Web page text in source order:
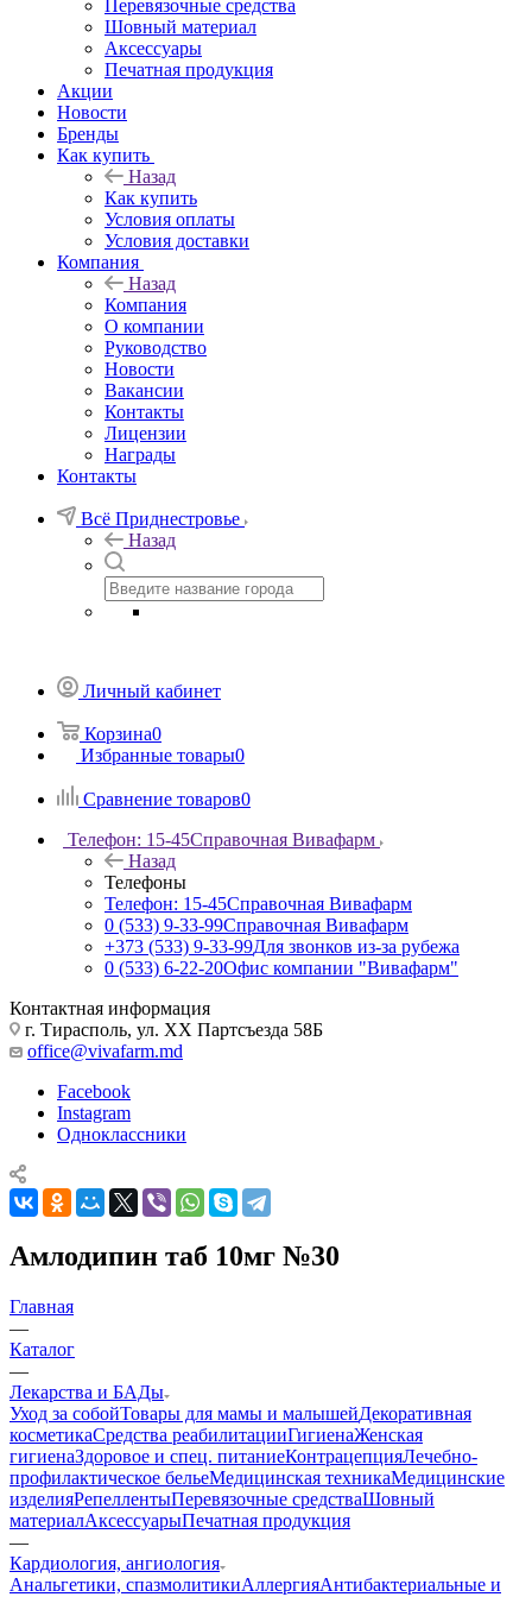
Перевязочные средства
Шовный материал
Аксессуары
Печатная продукция
Акции
Новости
Бренды
Как купить
Назад
Как купить
Условия оплаты
Условия доставки
Компания
Назад
Компания
О компании
Руководство
Новости
Вакансии
Контакты
Лицензии
Награды
Контакты
Всё Приднестровье
Назад
Личный кабинет
Корзина0
Избранные товары0
Сравнение товаров0
Телефон: 15-45Справочная Вивафарм
Назад
Телефоны
Телефон: 15-45Справочная Вивафарм
0 (533) 9-33-99Справочная Вивафарм
+373 (533) 9-33-99Для звонков из-за рубежа
0 (533) 6-22-20Офис компании "Вивафарм"
Контактная информация
г. Тирасполь, ул. ХХ Партсъезда 58Б
office@vivafarm.md
Facebook
Instagram
Одноклассники
Амлодипин таб 10мг №30
Главная
—
Каталог
—
Лекарства и БАДы
Уход за собойТовары для мамы и малышейДекоративная
косметикаСредства реабилитацииГигиенаЖенская
гигиенаЗдоровое и спец. питаниеКонтрацепцияЛечебно-
профилактическое бельеМедицинская техникаМедицинские
изделияРепеллентыПеревязочные средстваШовный
материалАксессуарыПечатная продукция
—
Кардиология, ангиология
Анальгетики, спазмолитикиАллергияАнтибактериальные и